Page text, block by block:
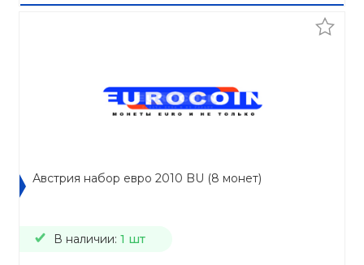
Австрия набор евро 2010 BU (8 монет)
В наличии: 1 шт